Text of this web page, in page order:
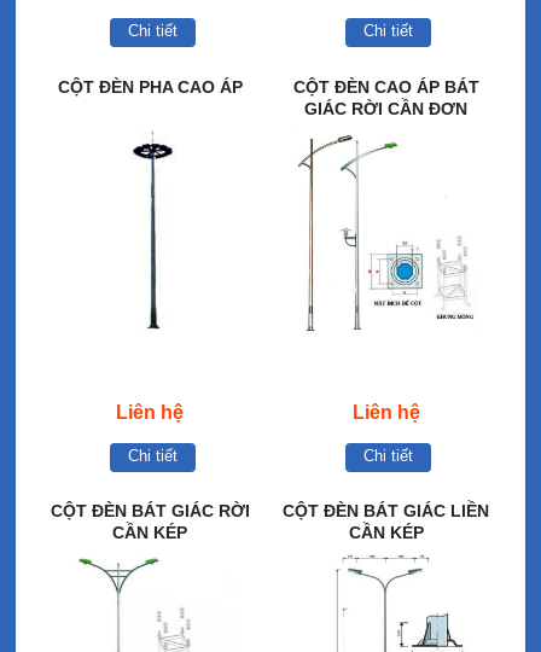
Chi tiết Chi tiết
CỘT ĐÈN PHA CAO ÁP
Liên hệ
Chi tiết
CỘT ĐÈN CAO ÁP BÁT
GIÁC RỜI CẦN ĐƠN
Liên hệ
Chi tiết
CỘT ĐÈN BÁT GIÁC RỜI
CẦN KÉP
CỘT ĐÈN BÁT GIÁC LIỀN
CẦN KÉP